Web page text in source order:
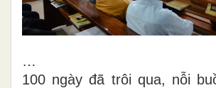
…
100 ngày đã trôi qua, nỗi